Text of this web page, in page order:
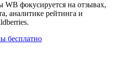
WB фокусируется на отзывах,
аналитике рейтинга и
бесплатно